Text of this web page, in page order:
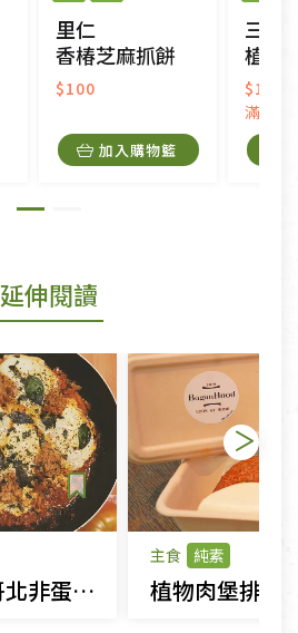
里仁
香椿芝麻抓餅
$100
加入購物籃
三機
植物
$179
滿量
延伸閱讀
植物肉摩洛哥北非蛋Shakshuka
主食 純素
植物肉堡排刈